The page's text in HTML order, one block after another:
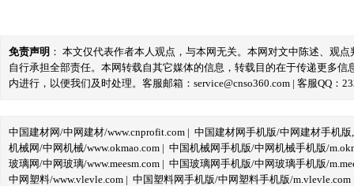
免责声明 ： 本文仅代表作者本人观点，与本网无关。本网对文中陈述、观
自行承担全部责任。本网转载自其它媒体的信息，转载目的在于传递更多
内进行，以便我们及时处理。客服邮箱：service@cnso360.com | 客服QQ：
中国建材网/中网建材/www.cnprofit.com | 中国建材网手机版/中网建材手机版
机械网/中网机械/www.okmao.com | 中国机械网手机版/中网机械手机版/
玻璃网/中网玻璃/www.meesm.com | 中国玻璃网手机版/中网玻璃手机版/
中网塑料/www.vlevle.com | 中国塑料网手机版/中网塑料手机版/m.vlevle.com